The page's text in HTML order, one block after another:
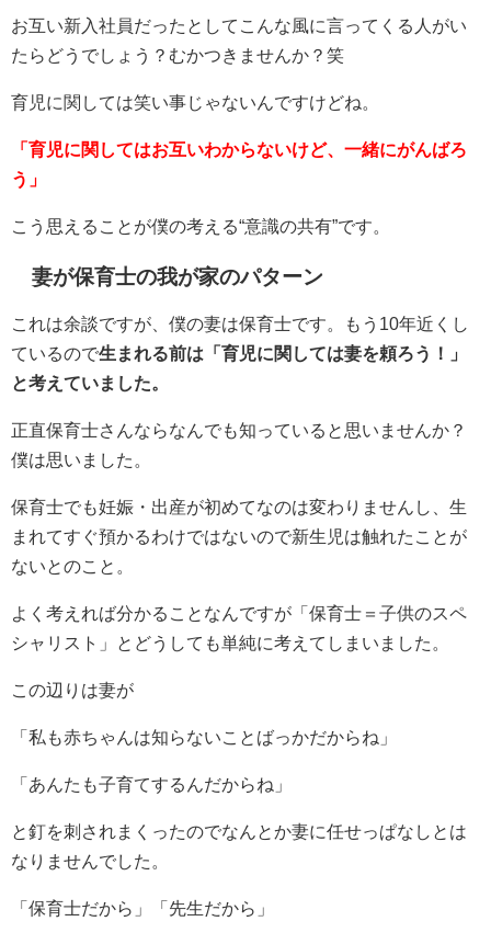
お互い新入社員だったとしてこんな風に言ってくる人がい
たらどうでしょう？むかつきませんか？笑
育児に関しては笑い事じゃないんですけどね。
「育児に関してはお互いわからないけど、一緒にがんばろ
う」
こう思えることが僕の考える“意識の共有”です。
妻が保育士の我が家のパターン
これは余談ですが、僕の妻は保育士です。もう10年近くし
ているので生まれる前は「育児に関しては妻を頼ろう！」
と考えていました。
正直保育士さんならなんでも知っていると思いませんか？
僕は思いました。
保育士でも妊娠・出産が初めてなのは変わりませんし、生
まれてすぐ預かるわけではないので新生児は触れたことが
ないとのこと。
よく考えれば分かることなんですが「保育士＝子供のスペ
シャリスト」とどうしても単純に考えてしまいました。
この辺りは妻が
「私も赤ちゃんは知らないことばっかだからね」
「あんたも子育てするんだからね」
と釘を刺されまくったのでなんとか妻に任せっぱなしとは
なりませんでした。
「保育士だから」「先生だから」